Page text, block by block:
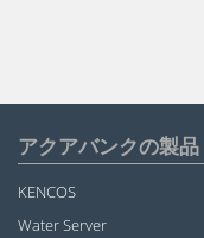
アクアバンクの製品
KENCOS
Water Server